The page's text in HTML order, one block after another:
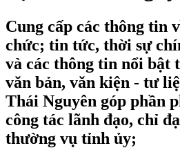
Cung cấp các thông tin
chức; tin tức, thời sự
và các thông tin nổi bật
văn bản, văn kiện - tư
Thái Nguyên góp phần
công tác lãnh đạo, chỉ
thường vụ tỉnh ủy;